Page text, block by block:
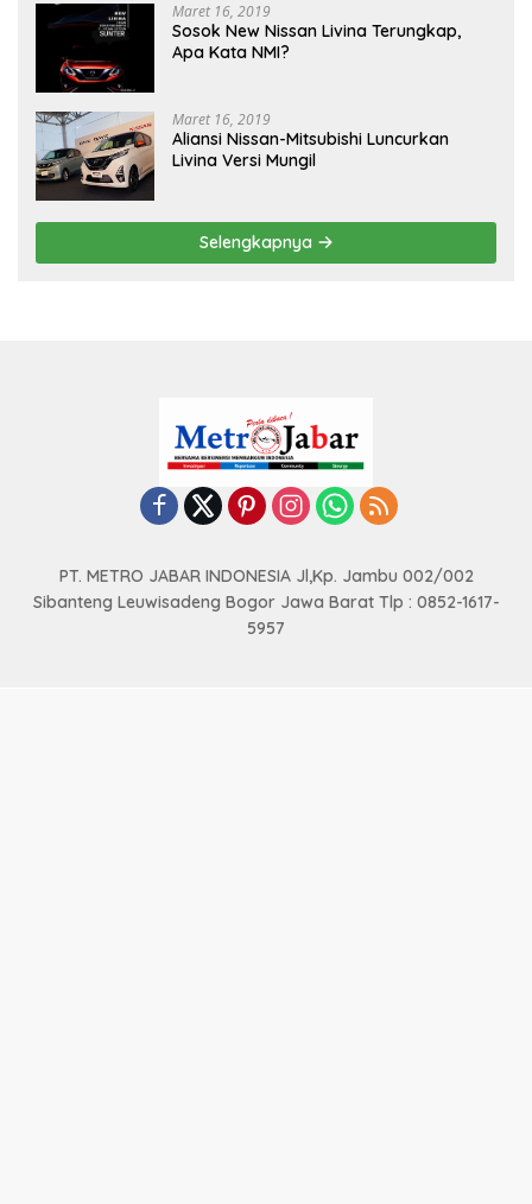
Maret 16, 2019
Sosok New Nissan Livina Terungkap,
Apa Kata NMI?
Maret 16, 2019
Aliansi Nissan-Mitsubishi Luncurkan
Livina Versi Mungil
Selengkapnya
PT. METRO JABAR INDONESIA Jl,Kp. Jambu 002/002
Sibanteng Leuwisadeng Bogor Jawa Barat Tlp : 0852-1617-
5957